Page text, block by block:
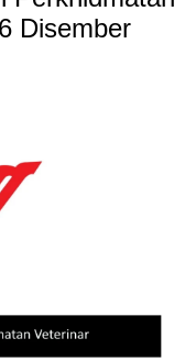
Disember